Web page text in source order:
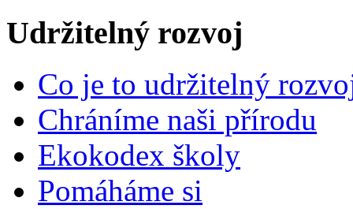
Udržitelný rozvoj
Co je to udržitelný
Chráníme naši přírodu
Ekokodex školy
Pomáháme si